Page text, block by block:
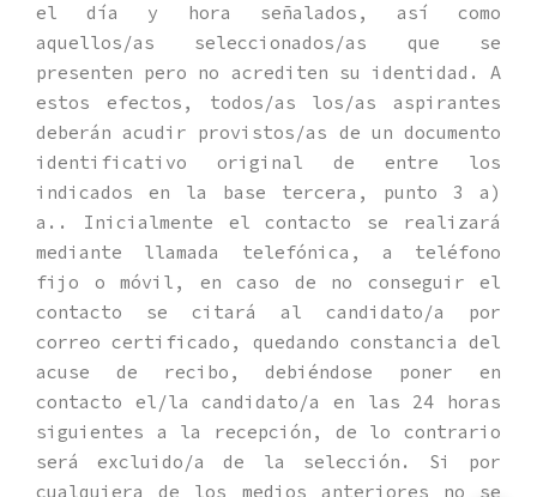
el día y hora señalados, así como
aquellos/as seleccionados/as que se
presenten pero no acrediten su identidad. A
estos efectos, todos/as los/as aspirantes
deberán acudir provistos/as de un documento
identificativo original de entre los
indicados en la base tercera, punto 3 a)
a.. Inicialmente el contacto se realizará
mediante llamada telefónica, a teléfono
fijo o móvil, en caso de no conseguir el
contacto se citará al candidato/a por
correo certificado, quedando constancia del
acuse de recibo, debiéndose poner en
contacto el/la candidato/a en las 24 horas
siguientes a la recepción, de lo contrario
será excluido/a de la selección. Si por
cualquiera de los medios anteriores no se